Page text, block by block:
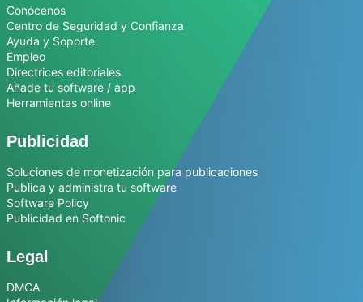
Conócenos
Centro de Seguridad y Confianza
Ayuda y Soporte
Empleo
Directrices editoriales
Añade tu software / app
Herramientas online
Publicidad
Soluciones de monetización para publicaciones
Publica y administra tu software
Software Policy
Publicidad en Softonic
Legal
DMCA